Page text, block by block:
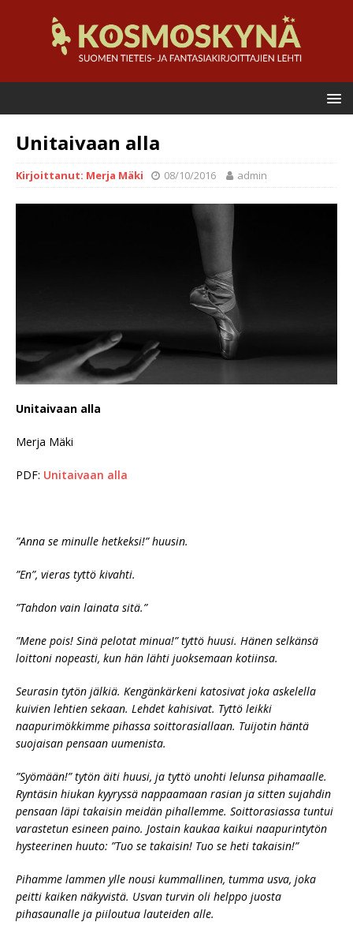
Unitaivaan alla
Kirjoittanut: Merja Mäki 08/10/2016 admin
Unitaivaan alla
Merja Mäki
PDF: Unitaivaan alla
”Anna se minulle hetkeksi!” huusin.
”En”, vieras tyttö kivahti.
”Tahdon vain lainata sitä.”
”Mene pois! Sinä pelotat minua!” tyttö huusi. Hänen selkänsä
loittoni nopeasti, kun hän lähti juoksemaan kotiinsa.
Seurasin tytön jälkiä. Kengänkärkeni katosivat joka askelella
kuivien lehtien sekaan. Lehdet kahisivat. Tyttö leikki
naapurimökkimme pihassa soittorasiallaan. Tuijotin häntä
suojaisan pensaan uumenista.
”Syömään!” tytön äiti huusi, ja tyttö unohti lelunsa pihamaalle.
Ryntäsin hiukan kyyryssä nappaamaan rasian ja sitten sujahdin
pensaan läpi takaisin meidän pihallemme. Soittorasiassa tuntui
varastetun esineen paino. Jostain kaukaa kaikui naapurintytön
hysteerinen huuto: ”Tuo se takaisin! Tuo se heti takaisin!”
Pihamme lammen ylle nousi kummallinen, tumma usva, joka
peitti kaiken näkyvistä. Usvan turvin oli helppo juosta
pihasaunalle ja piiloutua lauteiden alle.